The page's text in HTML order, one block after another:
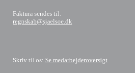
​Faktura sendes til:
regnskab@sjaelsoe.dk
Skriv til os: Se medarbejderoversigt